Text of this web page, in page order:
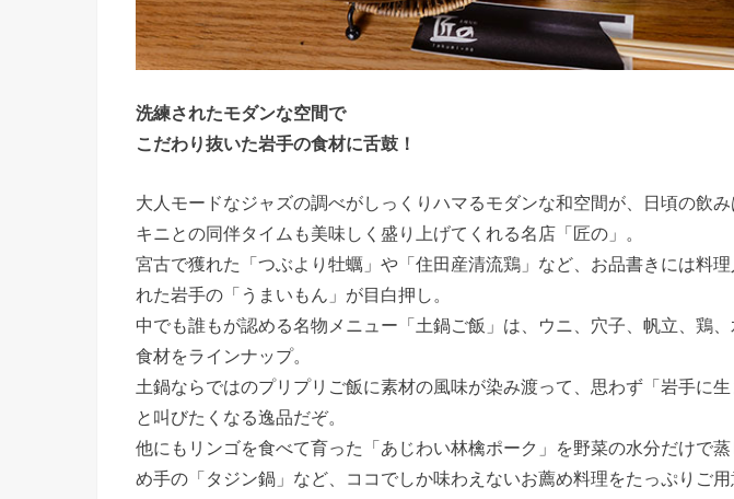
洗練されたモダンな空間で
こだわり抜いた岩手の食材に舌鼓！
大人モードなジャズの調べがしっくりハマるモダンな和空間が、日頃の飲
キニとの同伴タイムも美味しく盛り上げてくれる名店「匠の」。
宮古で獲れた「つぶより牡蠣」や「住田産清流鶏」など、お品書きには料
れた岩手の「うまいもん」が目白押し。
中でも誰もが認める名物メニュー「土鍋ご飯」は、ウニ、穴子、帆立、鶏
食材をラインナップ。
土鍋ならではのプリプリご飯に素材の風味が染み渡って、思わず「岩手に生
と叫びたくなる逸品だぞ。
他にもリンゴを食べて育った「あじわい林檎ポーク」を野菜の水分だけで
め手の「タジン鍋」など、ココでしか味わえないお薦め料理をたっぷりご用